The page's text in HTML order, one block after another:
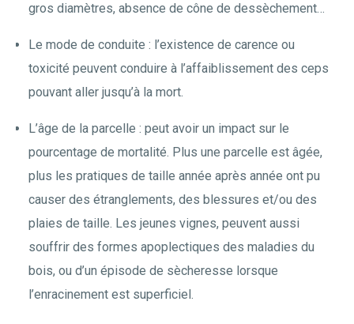
gros diamètres, absence de cône de dessèchement…
Le mode de conduite : l’existence de carence ou
toxicité peuvent conduire à l’affaiblissement des ceps
pouvant aller jusqu’à la mort.
L’âge de la parcelle : peut avoir un impact sur le
pourcentage de mortalité. Plus une parcelle est âgée,
plus les pratiques de taille année après année ont pu
causer des étranglements, des blessures et/ou des
plaies de taille. Les jeunes vignes, peuvent aussi
souffrir des formes apoplectiques des maladies du
bois, ou d’un épisode de sècheresse lorsque
l’enracinement est superficiel.